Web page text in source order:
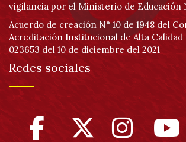
vigilancia por el Ministerio de Educación
Acuerdo de creación N° 10 de 1948 del
Acreditación Institucional de Alta Calidad
023653 del 10 de diciembre del 2021
Redes sociales